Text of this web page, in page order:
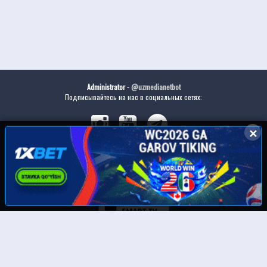
Administrator -@uzmedianetbot
Подписывайтесь на нас в социальных сетях:
Скачайте наше приложение:
✕
✕